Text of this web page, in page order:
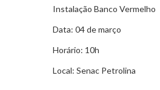
Instalação Banco Vermelho
Data: 04 de março
Horário: 10h
Local: Senac Petrolina